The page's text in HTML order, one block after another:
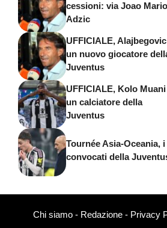
cessioni: via Joao
Adzic
UFFICIALE,
un nuovo giocatore
Juventus
UFFICIALE, Kolo Muani
un calciatore della
Juventus
Tournée Asia-Oceania, i
convocati della
Chi siamo- Redazione- Privacy